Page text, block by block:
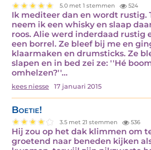
5.0 met 1 stemmen 524
Ik mediteer dan en wordt rustig.
neem ik een whisky en slaap
roos. Alie werd inderdaad rustig
een borrel. Ze bleef bij me en
klaarmaken en drumsticks. Ze
slapen en in bed zei ze: ''Hé
omhelzen?''…
kees niesse 17 januari 2015
Boetie!
3.5 met 21 stemmen 536
Hij zou op het dak klimmen om
groetend naar beneden kijken